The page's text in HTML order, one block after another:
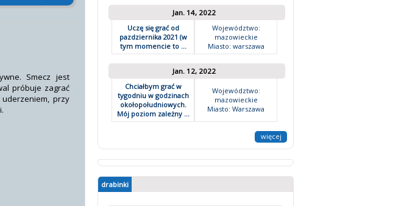
Smecz jest
próbuje zagrać
przy
Jan. 14, 2022
Uczę się grać od
pazdziernika 2021 (w
tym momencie to ...
Województwo:
mazowieckie
Miasto: warszawa
Jan. 12, 2022
Chciałbym grać w
tygodniu w godzinach
okołopołudniowych.
Mój poziom zależny ...
Województwo:
mazowieckie
Miasto: Warszawa
więcej
drabinki